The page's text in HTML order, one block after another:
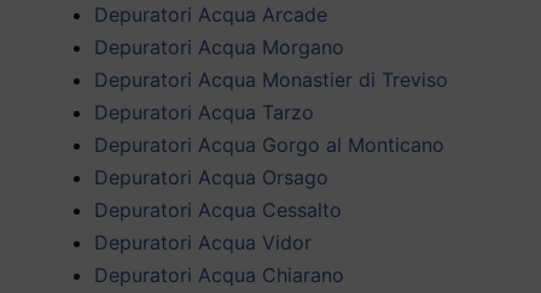
Depuratori Acqua Arcade
Depuratori Acqua Morgano
Depuratori Acqua Monastier di Treviso
Depuratori Acqua Tarzo
Depuratori Acqua Gorgo al Monticano
Depuratori Acqua Orsago
Depuratori Acqua Cessalto
Depuratori Acqua Vidor
Depuratori Acqua Chiarano